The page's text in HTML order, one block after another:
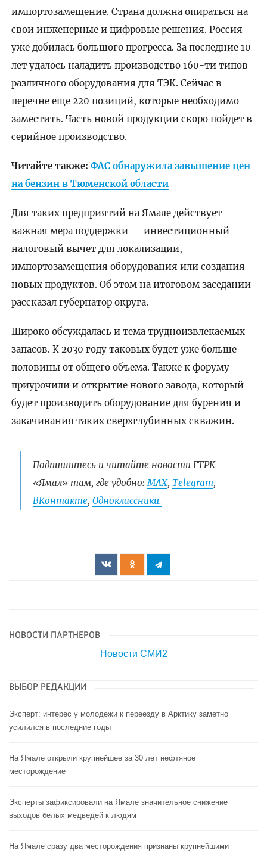
импортозамещение. Страна должна опираться на
свои инженерные и цифровые решения. Россия
уже добилась большого прогресса. За последние 10
лет удалось наладить производство 160-ти типов
различного оборудования для ТЭК. Сейчас в
перечне еще 220 позиций, которые необходимо
заместить. Часть новой продукции скоро пойдет в
серийное производство.
Читайте также: ФАС обнаружила завышение цен
на бензин в Тюменской области
Для таких предприятий на Ямале действует
важная мера поддержки — инвестиционный
налоговый вычет для локализации,
импортозамещения оборудования или создания
новых продуктов. Об этом на итоговом заседании
рассказал губернатор округа.
Широко обсуждалась и тема трудноизвлекаемых
запасов. К 2030 году таковых будет уже больше
половины от общего объема. Также к форуму
приурочили и открытие нового завода, который
будет производить оборудование для бурения и
закачивания таких сверхглубинных скважин.
Подпишитесь и читайте новости ГТРК
«Ямал» там, где удобно:МАХ, Telegram,
ВКонтакте, Одноклассники.
НОВОСТИ ПАРТНЕРОВ
Новости СМИ2
ВЫБОР РЕДАКЦИИ
Эксперт: интерес у молодежи к переезду в Арктику заметно
усилился в последние годы
На Ямале открыли крупнейшее за 30 лет нефтяное
месторождение
Эксперты зафиксировали на Ямале значительное снижение
выходов белых медведей к людям
На Ямале сразу два месторождения признаны крупнейшими